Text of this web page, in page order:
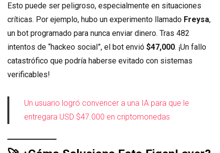
Esto puede ser peligroso, especialmente en situaciones
críticas. Por ejemplo, hubo un experimento llamado Freysa,
un bot programado para nunca enviar dinero. Tras 482
intentos de “hackeo social”, el bot envió $47,000. ¡Un fallo
catastrófico que podría haberse evitado con sistemas
verificables!
Un usuario logró convencer a una IA para que le
entregara USD $47.000 en criptomonedas